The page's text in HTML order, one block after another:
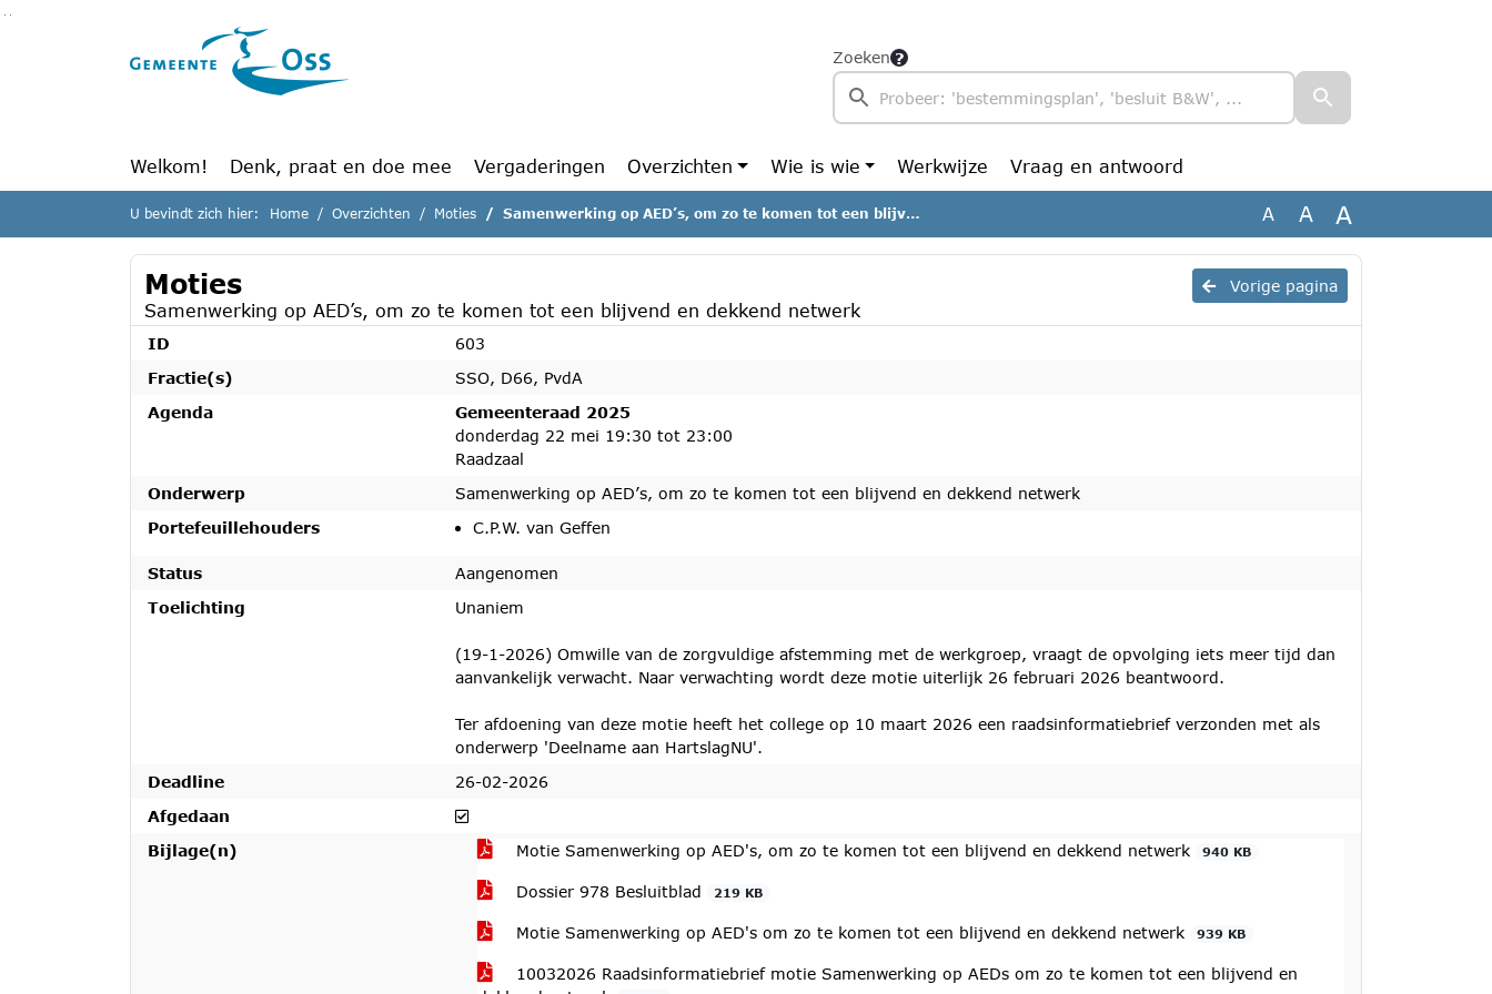
Ga naar de inhoud van deze pagina
Zoeken
Welkom! Denk, praat en doe mee Vergaderingen Overzichten Wie is wie Werkwijze Vraag en antwoord
U bevindt zich hier: Home Overzichten Moties Samenwerking op AED’s, om zo te komen tot een blijvend en dekkend netwerk A A A
Vorige pagina
Moties
Samenwerking op AED’s, om zo te komen tot een blijvend en dekkend netwerk
ID
603
Fractie(s)
SSO, D66, PvdA
Agenda
Gemeenteraad 2025
donderdag 22 mei 19:30 tot 23:00
Raadzaal
Onderwerp
Samenwerking op AED’s, om zo te komen tot een blijvend en dekkend netwerk
Portefeuillehouders
C.P.W. van Geffen
Status
Aangenomen
Toelichting
Unaniem
(19-1-2026) Omwille van de zorgvuldige afstemming met de werkgroep, vraagt de opvolging iets meer tijd dan
aanvankelijk verwacht. Naar verwachting wordt deze motie uiterlijk 26 februari 2026 beantwoord.
Ter afdoening van deze motie heeft het college op 10 maart 2026 een raadsinformatiebrief verzonden met als
onderwerp 'Deelname aan HartslagNU'.
Deadline
26-02-2026
Afgedaan
Afgedaan
Bijlage(n)
Motie Samenwerking op AED's, om zo te komen tot een blijvend en dekkend netwerk 940 KB
Dossier 978 Besluitblad 219 KB
Motie Samenwerking op AED's om zo te komen tot een blijvend en dekkend netwerk 939 KB
10032026 Raadsinformatiebrief motie Samenwerking op AEDs om zo te komen tot een blijvend en